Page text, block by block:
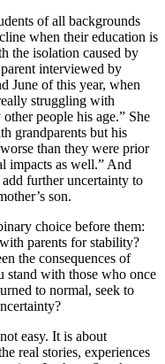
of all backgrounds
when their education is
the isolation caused by
interviewed by
June of this year, when
struggling with
people his age.” She
grandparents but his
than they were prior
impacts as well.” And
further uncertainty to
son.
choice before them:
parents for stability?
the consequences of
stand with those who once
to normal, seek to
easy. It is about
real stories, experiences